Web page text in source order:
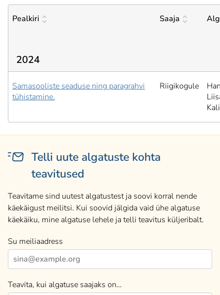
Pealkiri Saaja
2024
Samasooliste seaduse ning paragrahvi
tühistamine.
Riigikogule
Telli uute algatuste kohta
teavitused
Teavitame sind uutest algatustest ja soovi korral nende
käekäigust meilitsi. Kui soovid jälgida vaid ühe algatuse
käekäiku, mine algatuse lehele ja telli teavitus küljeribalt.
Su meiliaadress
Teavita, kui algatuse saajaks on…